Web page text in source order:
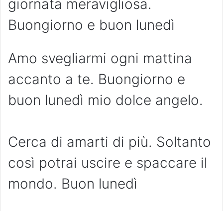
giornata meravigliosa.
Buongiorno e buon lunedì
Amo svegliarmi ogni mattina
accanto a te. Buongiorno e
buon lunedì mio dolce angelo.
Cerca di amarti di più. Soltanto
così potrai uscire e spaccare il
mondo. Buon lunedì